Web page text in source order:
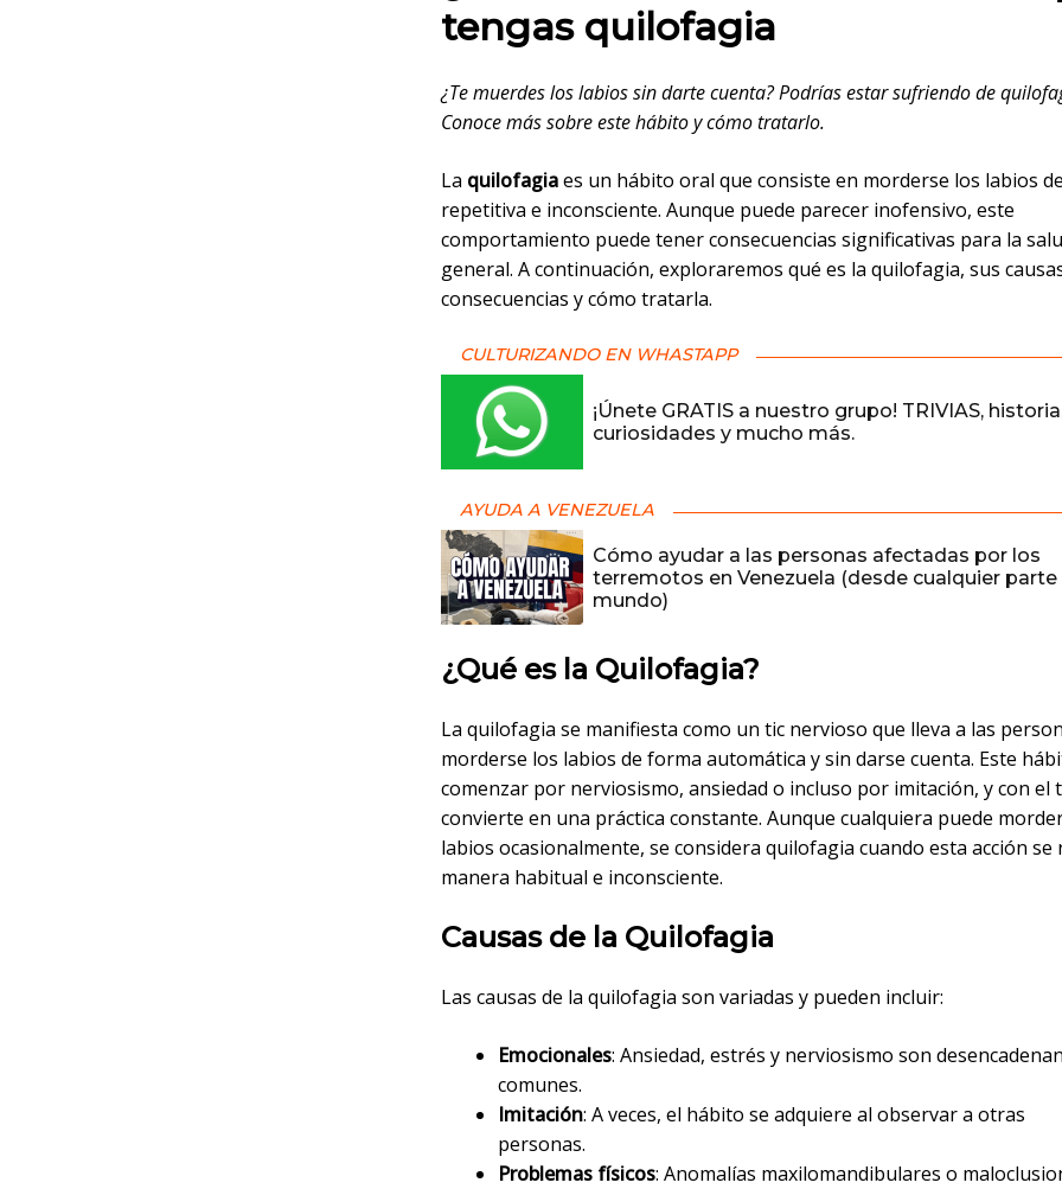
tengas quilofagia
¿Te muerdes los labios sin darte cuenta? Podrías estar sufriendo de
Conoce más sobre este hábito y cómo tratarlo.
La quilofagiaes un hábito oral que consiste en morderse los labios
repetitiva e inconsciente. Aunque puede parecer inofensivo, este
comportamiento puede tener consecuencias significativas para la
general. A continuación, exploraremos qué es la quilofagia, sus
consecuencias y cómo tratarla.
CULTURIZANDO EN WHASTAPP
¡Únete GRATIS a nuestro grupo! TRIVIAS,
curiosidades y mucho más.
AYUDA A VENEZUELA
Cómo ayudar a las personas afectadas por los
terremotos en Venezuela (desde cualquier parte
mundo)
¿Qué es la Quilofagia?
La quilofagia se manifiesta como un tic nervioso que lleva a las
morderse los labios de forma automática y sin darse cuenta. Este
comenzar por nerviosismo, ansiedad o incluso por imitación, y con el
convierte en una práctica constante. Aunque cualquiera puede
labios ocasionalmente, se considera quilofagia cuando esta acción se
manera habitual e inconsciente.
Causas de la Quilofagia
Las causas de la quilofagia son variadas y pueden incluir:
Emocionales: Ansiedad, estrés y nerviosismo son
comunes.
Imitación: A veces, el hábito se adquiere al observar a otras
personas.
Problemas físicos: Anomalías maxilomandibulares o